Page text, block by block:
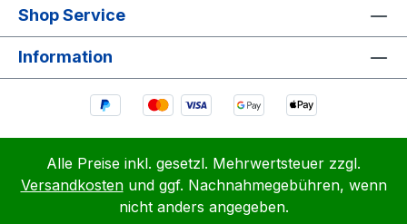
Shop Service
Information
Alle Preise inkl. gesetzl. Mehrwertsteuer zzgl.
Versandkostenund ggf. Nachnahmegebühren, wenn
nicht anders angegeben.